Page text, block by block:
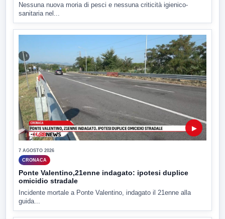
Nessuna nuova moria di pesci e nessuna criticità igienico-
sanitaria nel...
▶
7 AGOSTO 2026
CRONACA
Ponte Valentino,21enne indagato: ipotesi duplice
omicidio stradale
Incidente mortale a Ponte Valentino, indagato il 21enne alla
guida...